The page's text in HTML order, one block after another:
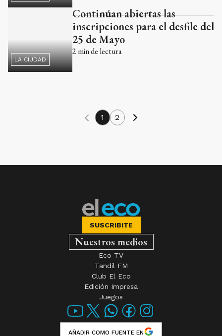
2min de lectura
Nuestros medios
Eco TV
Tandil FM
Club El Eco
Edición Impresa
Juegos
AÑADIR COMO FUENTE EN
Suplementos
Farmacias de turno
Noticias por email